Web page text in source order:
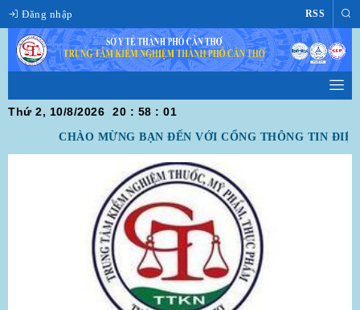
Đăng nhập RSS
Thứ 2, 10/8/2026 20 : 58 : 01
CHÀO MỪNG BẠN ĐẾN VỚI CỔNG THÔNG TIN